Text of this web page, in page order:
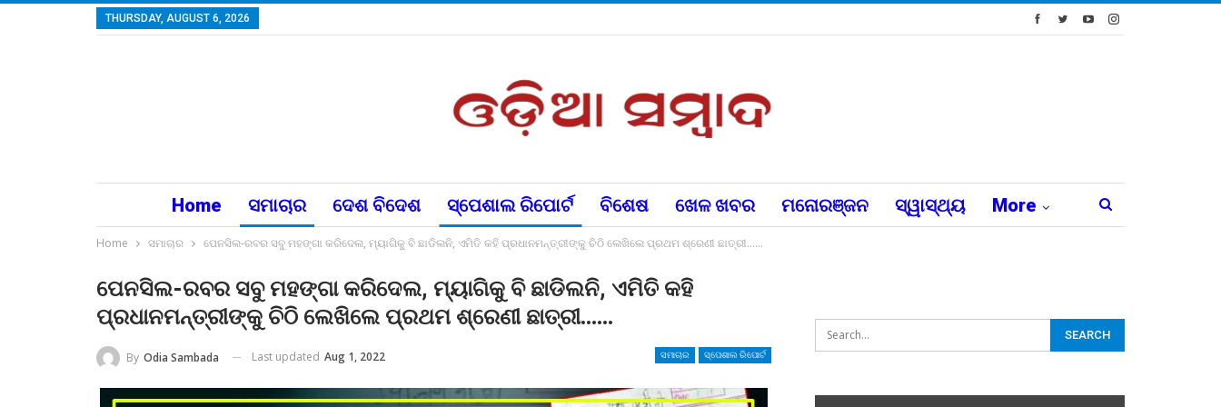
THURSDAY, AUGUST 6, 2026
Home ସମାଚାର ଦେଶ ବିଦେଶ ସ୍ପେଶାଲ ରିପୋର୍ଟ ବିଶେଷ ଖେଳ ଖବର ମନୋରଞ୍ଜନ ସ୍ୱାସ୍ଥ୍ୟ More
Home ସମାଚାର ପେନସିଲ-ରବର ସବୁ ମହଙ୍ଗା କରିଦେଲ, ମ୍ୟାଗିକୁ ବି ଛାଡିଲନି, ଏମିତି କହି ପ୍ରଧାନମନ୍ତ୍ରୀଙ୍କୁ ଚିଠି ଲେଖିଲେ ପ୍ରଥମ ଶ୍ରେଣୀ ଛାତ୍ରୀ……
ପେନସିଲ-ରବର ସବୁ ମହଙ୍ଗା କରିଦେଲ, ମ୍ୟାଗିକୁ ବି ଛାଡିଲନି, ଏମିତି କହି
ପ୍ରଧାନମନ୍ତ୍ରୀଙ୍କୁ ଚିଠି ଲେଖିଲେ ପ୍ରଥମ ଶ୍ରେଣୀ ଛାତ୍ରୀ……
ସମାଚାର ସ୍ପେଶାଲ ରିପୋର୍ଟ
By Odia Sambada Last updated Aug 1, 2022